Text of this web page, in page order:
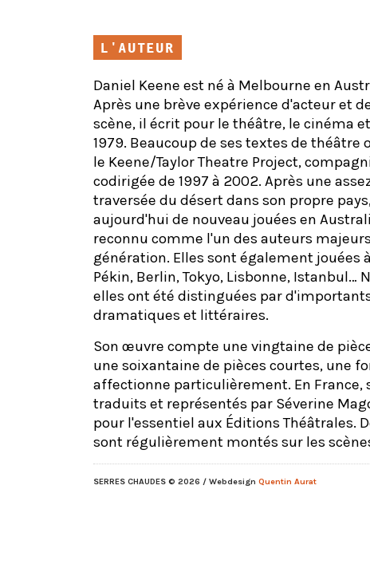
L'AUTEUR
Daniel Keene est né à Melbourne en
Après une brève expérience d'acteur et
scène, il écrit pour le théâtre, le cinéma
1979. Beaucoup de ses textes de théâtre
le Keene/Taylor Theatre Project,
codirigée de 1997 à 2002. Après une
traversée du désert dans son propre
aujourd'hui de nouveau jouées en
reconnu comme l'un des auteurs
génération. Elles sont également jouées
Pékin, Berlin, Tokyo, Lisbonne, Istanbul…
elles ont été distinguées par
dramatiques et littéraires.
Son œuvre compte une vingtaine de
une soixantaine de pièces courtes, une
affectionne particulièrement. En France,
traduits et représentés par Séverine
pour l'essentiel aux Éditions Théâtrales.
sont régulièrement montés sur les
SERRES CHAUDES © 2026 / Webdesign Quentin Aurat